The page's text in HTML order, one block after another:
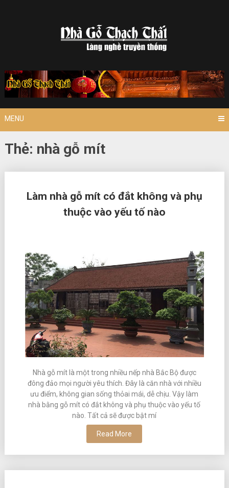
MENU
Thẻ: nhà gỗ mít
Làm nhà gỗ mít có đắt không và phụ
thuộc vào yếu tố nào
Nhà gỗ mít là một trong nhiều nếp nhà Bắc Bộ được
đông đảo mọi người yêu thích. Đây là căn nhà với nhiều
ưu điểm, không gian sống thỏai mái, dễ chịu. Vậy làm
nhà bằng gỗ mít có đắt không và phụ thuộc vào yếu tố
nào. Tất cả sẽ được bật mí
Read More
navigation